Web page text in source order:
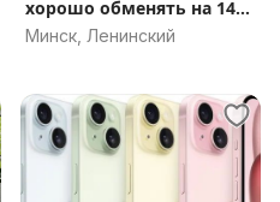
хорошо обменять на 14
про
Минск, Ленинский